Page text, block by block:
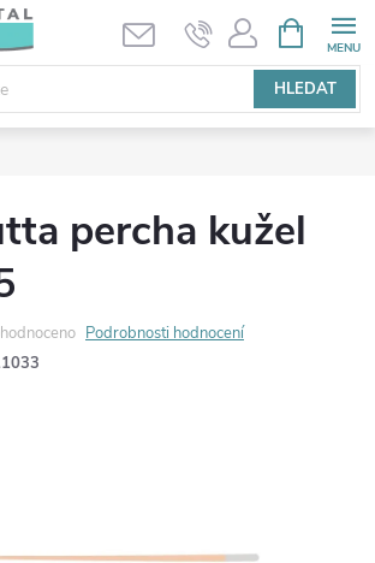
HLEDAT
NÁKUPNÍ
KOŠÍK
percha kužel
Podrobnosti hodnocení